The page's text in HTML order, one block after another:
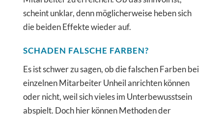
scheint unklar, denn möglicherweise heben sich
die beiden Effekte wieder auf.
SCHADEN FALSCHE FARBEN?
Es ist schwer zu sagen, ob die falschen Farben bei
einzelnen Mitarbeiter Unheil anrichten können
oder nicht, weil sich vieles im Unterbewusstsein
abspielt. Doch hier können Methoden der